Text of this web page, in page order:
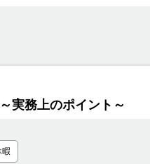
実務上のポイント～
暇